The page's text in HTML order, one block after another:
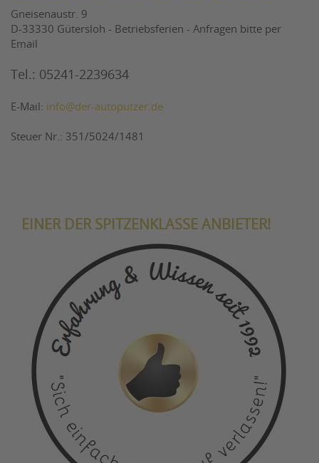
Gneisenaustr. 9
D-33330 Gütersloh - Betriebsferien - Anfragen bitte per
Email
Tel.: 05241-2239634
E-Mail: info@der-autoputzer.de
Steuer Nr.: 351/5024/1481
EINER DER SPITZENKLASSE ANBIETER!